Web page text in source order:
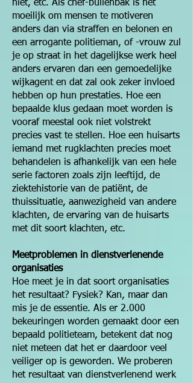
niet, etc. Als chef-bullenbak is het
moeilijk om mensen te motiveren
anders dan via straffen en belonen en
een arrogante politieman, of -vrouw zul
je op straat in het dagelijkse werk heel
anders ervaren dan een gemoedelijke
wijkagent en dat zal ook zeker invloed
hebben op hun prestaties. Hoe een
bepaalde klus gedaan moet worden is
vooraf meestal ook niet volstrekt
precies vast te stellen. Hoe een huisarts
iemand met rugklachten precies moet
behandelen is afhankelijk van een hele
serie factoren zoals zijn leeftijd, de
ziektehistorie van de patiënt, de
thuissituatie, aanwezigheid van andere
klachten, de ervaring van de huisarts
met dit soort klachten, etc.
Meetproblemen in dienstverlenende
organisaties
Hoe meet je in dat soort organisaties
het resultaat? Fysiek? Kan, maar dan
mis je de essentie. Als er 2.000
bekeuringen worden gemaakt door een
bepaald politieteam, betekent dat nog
niet meteen dat het er daardoor veel
veiliger op is geworden. We proberen
het resultaat van dienstverlenend werk